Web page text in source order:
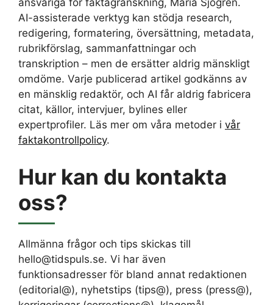
ansvariga för faktagranskning, Maria Sjögren.
AI-assisterade verktyg kan stödja research,
redigering, formatering, översättning, metadata,
rubrikförslag, sammanfattningar och
transkription – men de ersätter aldrig mänskligt
omdöme. Varje publicerad artikel godkänns av
en mänsklig redaktör, och AI får aldrig fabricera
citat, källor, intervjuer, bylines eller
expertprofiler. Läs mer om våra metoder i vår
faktakontrollpolicy.
Hur kan du kontakta
oss?
Allmänna frågor och tips skickas till
hello@tidspuls.se. Vi har även
funktionsadresser för bland annat redaktionen
(editorial@), nyhetstips (tips@), press (press@),